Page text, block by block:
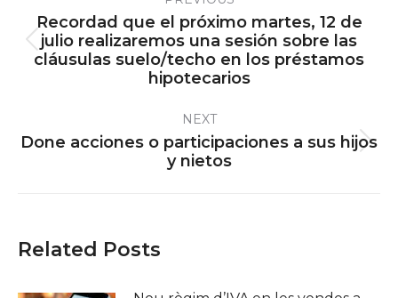
navigation
Previous
post:
Recordad que el próximo martes, 12 de
julio realizaremos una sesión sobre las
cláusulas suelo/techo en los préstamos
hipotecarios
NEXT
Next
post:
Done acciones o participaciones a sus hijos
y nietos
Related Posts